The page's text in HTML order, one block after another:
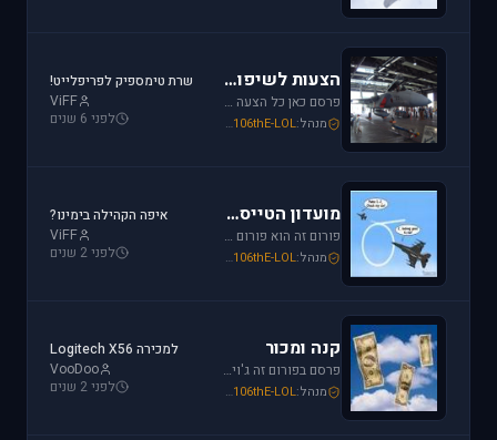
הצעות לשיפור / הערות ומתן פידבק
פרסם כאן כל הצעה לשיפור שברצונך לראות מתגשמת או הערות לגבי דברים שברצונך לראות נעלמים או מציקים לך.
מנהל: Mike_69th ,106thE-LOL
שרת טימספיק לפריפלייט!
ViFF
לפני 6 שנים
מועדון הטייסים
פורום זה הוא פורום (OT (Off Topic פרסם כאן כל הודעה שמתחשקת לך וראויה לדיון.
מנהל: Mike_69th ,106thE-LOL
איפה הקהילה בימינו?
ViFF
לפני 2 שנים
קנה ומכור
פרסם בפורום זה ג'ויסטיק, מצערת, פדלים, הגה, trackIR, מערכות הוטאס או כל אביזרי משחק נוספים שברצונך למכור או לרכוש. חברות מובילות בתחום: Saitek, CH, Microsoft, Logitech, Hotas.
מנהל: Mike_69th ,106thE-LOL
למכירה Logitech X56
VooDoo
לפני 2 שנים